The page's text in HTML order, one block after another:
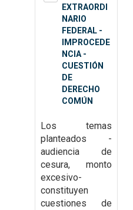
EXTRAORDI
NARIO
FEDERAL -
IMPROCEDE
NCIA -
CUESTIÓN
DE
DERECHO
COMÚN
Los temas
planteados -
audiencia de
cesura, monto
excesivo-
constituyen
cuestiones de